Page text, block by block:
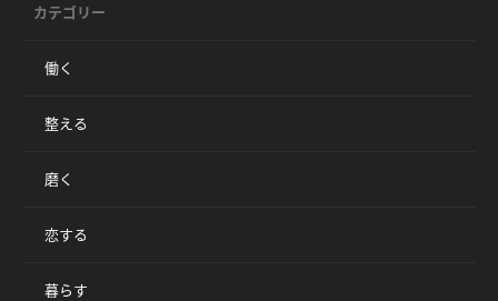
カテゴリー
働く
整える
磨く
恋する
暮らす